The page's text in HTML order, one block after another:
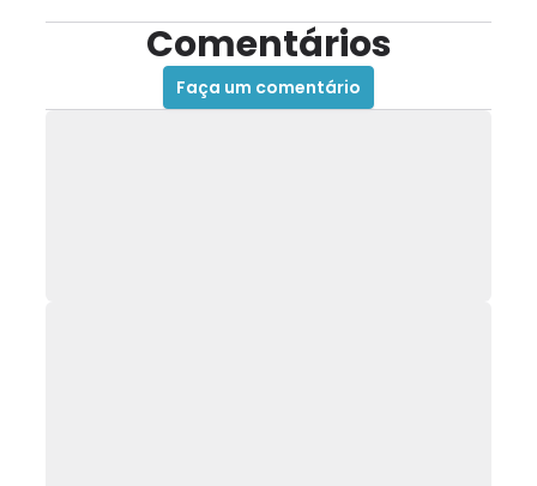
Comentários
Faça um comentário